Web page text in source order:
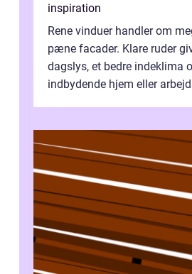
inspiration
Rene vinduer handler om
pæne facader. Klare ruder
dagslys, et bedre indeklima
indbydende hjem eller